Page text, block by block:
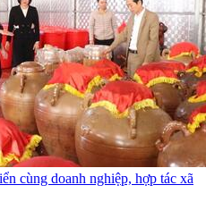
cùng doanh nghiệp, hợp tác xã